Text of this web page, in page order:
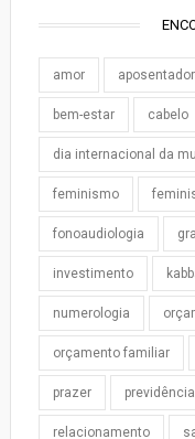
amor
bem-estar cabelo
dia internacional da
feminismo
fonoaudiologia
investimento
numerologia
orçamento familiar
prazer previdência
relacionamento